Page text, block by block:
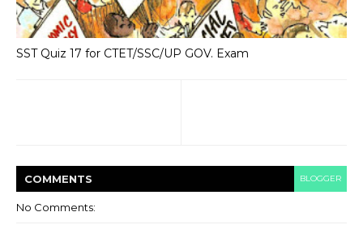
SST Quiz 17 for CTET/SSC/UP GOV. Exam
COMMENTS BLOGGER
No Comments: